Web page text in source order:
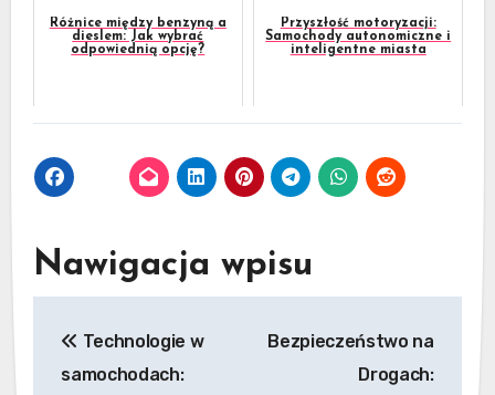
Różnice między benzyną a
dieslem: Jak wybrać
odpowiednią opcję?
Przyszłość motoryzacji:
Samochody autonomiczne i
inteligentne miasta
Nawigacja wpisu
Technologie w
samochodach:
Bezpieczeństwo na
Drogach: